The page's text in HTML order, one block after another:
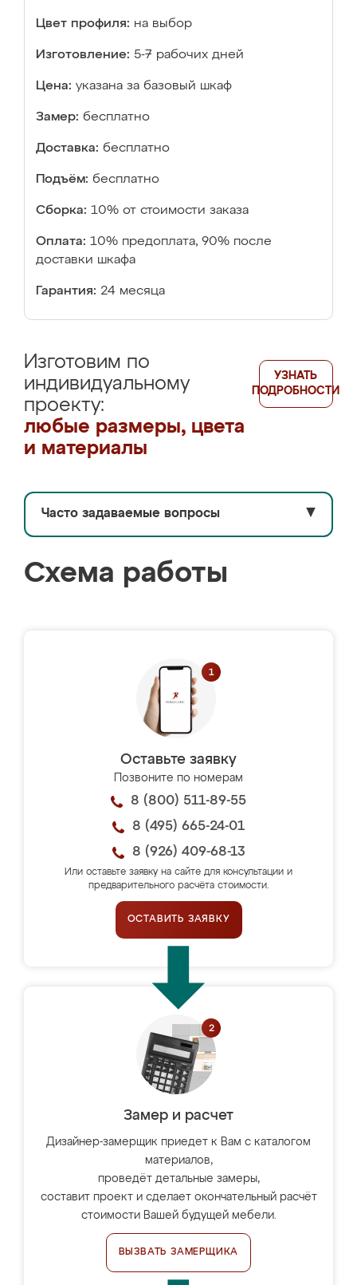
Цвет профиля: на выбор
Изготовление: 5-7 рабочих дней
Цена: указана за базовый шкаф
Замер: бесплатно
Доставка: бесплатно
Подъём: бесплатно
Сборка: 10% от стоимости заказа
Оплата: 10% предоплата, 90% после
доставки шкафа
Гарантия: 24 месяца
Изготовим по
индивидуальному
проекту:
любые размеры, цвета
и материалы
УЗНАТЬ
ПОДРОБНОСТИ
Часто задаваемые вопросы ▼
Схема работы
Оставьте заявку
Позвоните по номерам
8 (800) 511-89-55
8 (495) 665-24-01
8 (926) 409-68-13
Или оставьте заявку на сайте для консультации и
предварительного расчёта стоимости.
ОСТАВИТЬ ЗАЯВКУ
Замер и расчет
Дизайнер-замерщик приедет к Вам с каталогом
материалов,
проведёт детальные замеры,
составит проект и сделает окончательный расчёт
стоимости Вашей будущей мебели.
ВЫЗВАТЬ ЗАМЕРЩИКА